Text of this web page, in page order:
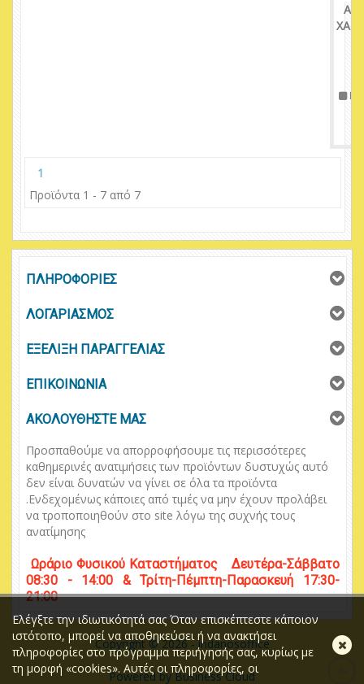
1
Προϊόντα 1 - 7 από 7
ΠΛΗΡΟΦΟΡΙΕΣ
ΛΟΓΑΡΙΑΣΜΟΣ
ΕΞΕΛΙΞΗ ΠΑΡΑΓΓΕΛΙΑΣ
ΕΠΙΚΟΙΝΩΝΙΑ
ΑΚΟΛΟΥΘΗΣΤΕ ΜΑΣ
Προσπαθούμε να απορροφήσουμε τις περισσότερες
καθημερινές ανατιμήσεις των προϊόντων δυστυχώς αυτό
δεν είναι δυνατών να γίνει σε όλα τα προϊόντα
.Ενδεχομένως κάποιες από τιμές να μην έχουν προλάβει
να τροποποιηθούν στο site λόγω της συχνής τους
ανατίμησης
Ωράριο Φυσικού Καταστήματος Δευτέρα-Σάββατο
08:30 - 14:00 & Τρίτη-Πέμπτη-Παρασκευή 17:30-
21:00
Copyright © 2026 - iridanosoffice
Powered by Business Cloud
Ελέγξτε την ιδιωτικότητά σας Όταν επισκέπτεστε κάποιον
ιστότοπο, μπορεί να αποθηκεύσει ή να ανακτήσει
πληροφορίες στο πρόγραμμα περιήγησής σας, κυρίως με
τη μορφή «cookies». Αυτές οι πληροφορίες, οι